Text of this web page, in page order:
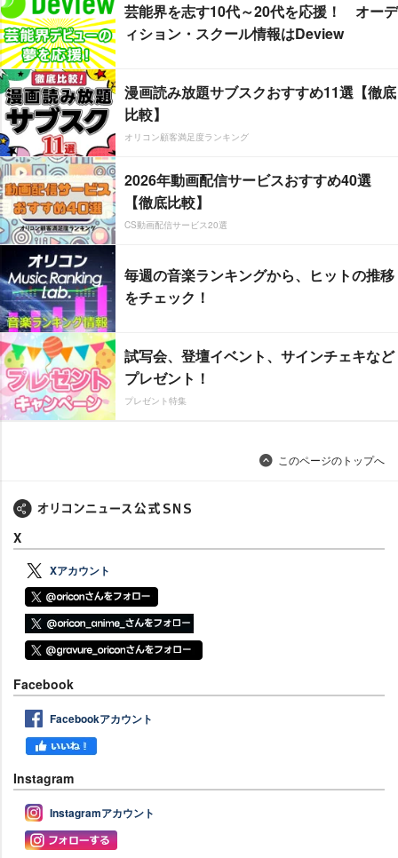
芸能界を志す10代～20代を応援！ オーデ
ィション・スクール情報はDeview
漫画読み放題サブスクおすすめ11選【徹底
比較】
オリコン顧客満足度ランキング
2026年動画配信サービスおすすめ40選
【徹底比較】
CS動画配信サービス20選
毎週の音楽ランキングから、ヒットの推移
をチェック！
試写会、登壇イベント、サインチェキなど
プレゼント！
プレゼント特集
このページのトップへ
X
Xアカウント
Facebook
Facebookアカウント
Instagram
Instagramアカウント